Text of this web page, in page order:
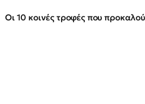
Οι 10 κοινές τροφές που